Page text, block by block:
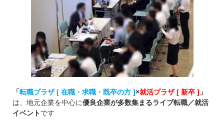
「転職プラザ [ 在職・求職・既卒の方 ]×就活プラザ [ 新卒 ] 」
は、地元企業を中心に優良企業が多数集まるライブ転職／就活
イベントです